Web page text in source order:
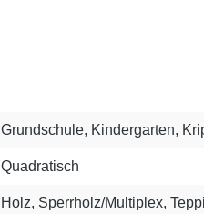
Grundschule, Kindergarten,
Quadratisch
Holz, Sperrholz/Multiplex,